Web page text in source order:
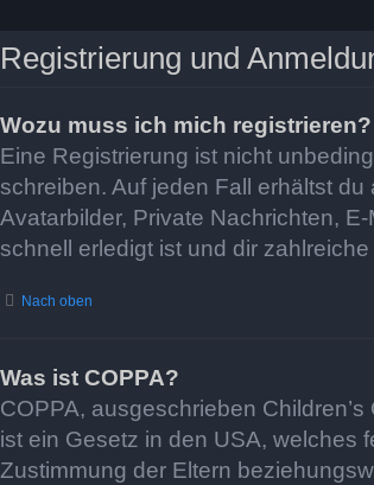
Registrierung und
Wozu muss ich mich registrieren?
Eine Registrierung ist nicht
schreiben. Auf jeden Fall erhältst
Avatarbilder, Private Nachrichten,
schnell erledigt ist und dir
Nach oben
Was ist COPPA?
COPPA, ausgeschrieben
ist ein Gesetz in den USA, welches
Zustimmung der Eltern